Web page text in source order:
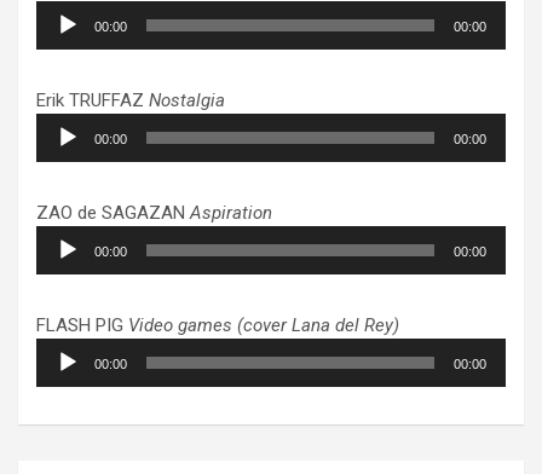
Lecteur
audio
00:00 00:00
Erik TRUFFAZ Nostalgia
Lecteur
audio
00:00 00:00
ZAO de SAGAZANAspiration
Lecteur
audio
00:00 00:00
FLASH PIG Video games (cover Lana del Rey)
Lecteur
audio
00:00 00:00